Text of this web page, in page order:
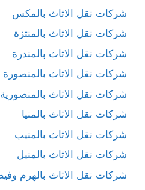
شركات نقل الاثاث بالمكس
شركات نقل الاثاث بالمنتزة
شركات نقل الاثاث بالمندرة
شركات نقل الاثاث بالمنصورة
شركات نقل الاثاث بالمنصورية
شركات نقل الاثاث بالمنيا
شركات نقل الاثاث بالمنيب
شركات نقل الاثاث بالمنيل
شركات نقل الاثاث بالهرم